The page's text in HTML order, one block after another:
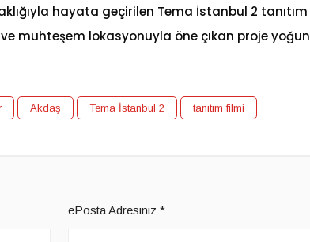
hayata geçirilen Tema İstanbul 2 tanıtım
muhteşem lokasyonuyla öne çıkan proje yoğun
Akdaş Tema İstanbul 2 tanıtım filmi
ePosta Adresiniz *